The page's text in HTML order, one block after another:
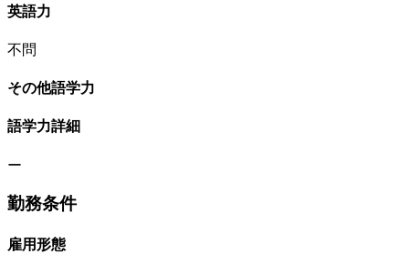
英語力
不問
その他語学力
語学力詳細
ー
勤務条件
雇用形態